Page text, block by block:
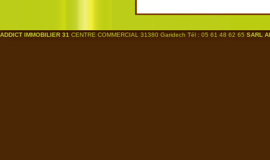
ADDICT IMMOBILIER 31 CENTRE COMMERCIAL 31380 Garidech Tél : 05 61 48 62 65 SARL